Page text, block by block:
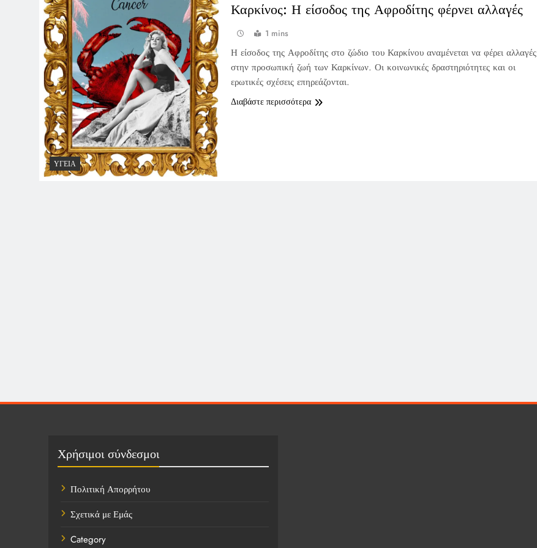
ΥΓΕΊΑ
Καρκίνος: Η είσοδος της Αφροδίτης φέρνει αλλαγές
1 mins
Η είσοδος της Αφροδίτης στο ζώδιο του Καρκίνου αναμένεται να φέρει αλλαγές
στην προσωπική ζωή των Καρκίνων. Οι κοινωνικές δραστηριότητες και οι
ερωτικές σχέσεις επηρεάζονται.
Διαβάστε περισσότερα
Χρήσιμοι σύνδεσμοι
Πολιτική Απορρήτου
Σχετικά με Εμάς
Category